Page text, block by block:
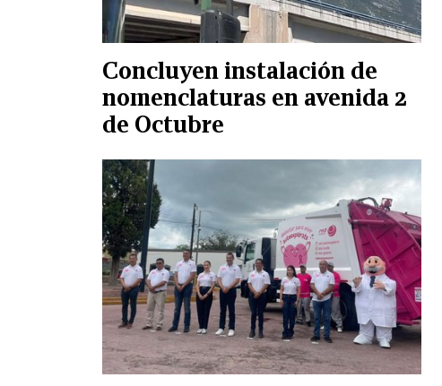
Concluyen instalación de
nomenclaturas en avenida 2
de Octubre